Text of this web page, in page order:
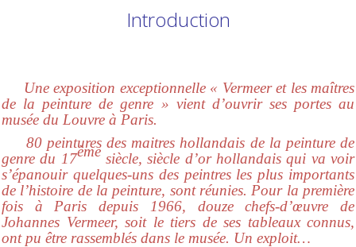
Introduction
Une exposition exceptionnelle « Vermeer et les maîtres
de la peinture de genre » vient d’ouvrir ses portes au
musée du Louvre à Paris.
80 peintures des maitres hollandais de la peinture de
genre du 17èmesiècle, siècle d’or hollandais qui va voir
s’épanouir quelques-uns des peintres les plus importants
de l’histoire de la peinture, sont réunies. Pour la première
fois à Paris depuis 1966, douze chefs-d’œuvre de
Johannes Vermeer, soit le tiers de ses tableaux connus,
ont pu être rassemblés dans le musée. Un exploit…